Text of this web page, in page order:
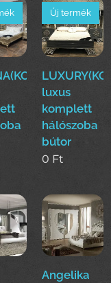
luxus
komplett
hálószoba
bútor
Új termék
0 Ft
Angelika